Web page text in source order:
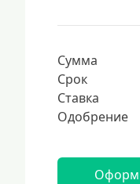
Сумма
Срок
Ставка
Одобрение